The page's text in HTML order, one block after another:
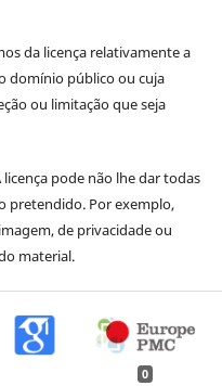
da licença relativamente a
domínio público ou cuja
ou limitação que seja
pode não lhe dar todas
pretendido. Por exemplo,
de privacidade ou
material.
0